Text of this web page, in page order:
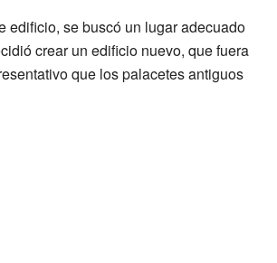
edificio, se buscó un lugar adecuado
crear un edificio nuevo, que fuera
que los palacetes antiguos